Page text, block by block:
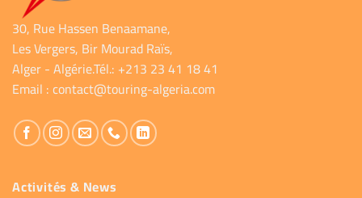
30, Rue Hassen Benaamane,
Les Vergers, Bir Mourad Raïs,
Alger - Algérie.Tél.: +213 23 41 18 41
Email :contact@touring-algeria.com
Activités & News